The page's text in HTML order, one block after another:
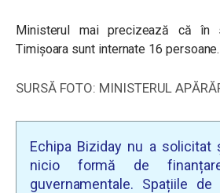
Ministerul mai precizează că în
Timișoara sunt internate 16 persoane.
SURSĂ FOTO: MINISTERUL
Echipa Biziday nu a solicitat
nicio formă de
guvernamentale. Spațiile